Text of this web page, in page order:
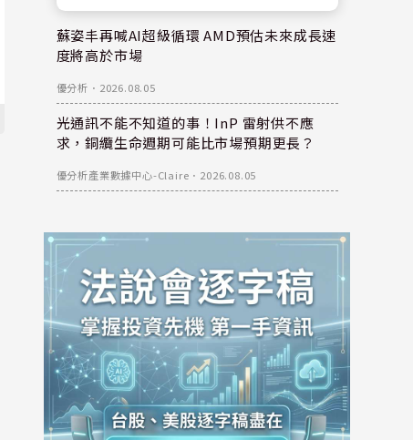
蘇姿丰再喊AI超級循環 AMD預估未來成長速
度將高於市場
優分析 ． 2026.08.05
光通訊不能不知道的事！InP 雷射供不應
求，銅纜生命週期可能比市場預期更長？
優分析產業數據中心-Claire ． 2026.08.05